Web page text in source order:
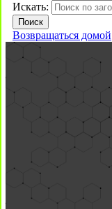
Искать:
Возвращаться домой